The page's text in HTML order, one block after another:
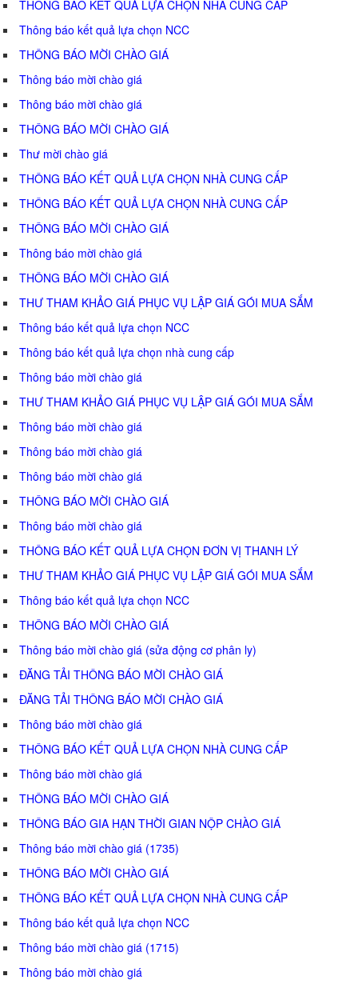
THÔNG BÁO KẾT QUẢ LỰA CHỌN NHÀ CUNG CẤP
Thông báo kết quả lựa chọn NCC
THÔNG BÁO MỜI CHÀO GIÁ
Thông báo mời chào giá
Thông báo mời chào giá
THÔNG BÁO MỜI CHÀO GIÁ
Thư mời chào giá
THÔNG BÁO KẾT QUẢ LỰA CHỌN NHÀ CUNG CẤP
THÔNG BÁO KẾT QUẢ LỰA CHỌN NHÀ CUNG CẤP
THÔNG BÁO MỜI CHÀO GIÁ
Thông báo mời chào giá
THÔNG BÁO MỜI CHÀO GIÁ
THƯ THAM KHẢO GIÁ PHỤC VỤ LẬP GIÁ GÓI MUA SẮM
Thông báo kết quả lựa chọn NCC
Thông báo kết quả lựa chọn nhà cung cấp
Thông báo mời chào giá
THƯ THAM KHẢO GIÁ PHỤC VỤ LẬP GIÁ GÓI MUA SẮM
Thông báo mời chào giá
Thông báo mời chào giá
Thông báo mời chào giá
THÔNG BÁO MỜI CHÀO GIÁ
Thông báo mời chào giá
THÔNG BÁO KẾT QUẢ LỰA CHỌN ĐƠN VỊ THANH LÝ
THƯ THAM KHẢO GIÁ PHỤC VỤ LẬP GIÁ GÓI MUA SẮM
Thông báo kết quả lựa chọn NCC
THÔNG BÁO MỜI CHÀO GIÁ
Thông báo mời chào giá (sửa động cơ phân ly)
ĐĂNG TẢI THÔNG BÁO MỜI CHÀO GIÁ
ĐĂNG TẢI THÔNG BÁO MỜI CHÀO GIÁ
Thông báo mời chào giá
THÔNG BÁO KẾT QUẢ LỰA CHỌN NHÀ CUNG CẤP
Thông báo mời chào giá
THÔNG BÁO MỜI CHÀO GIÁ
THÔNG BÁO GIA HẠN THỜI GIAN NỘP CHÀO GIÁ
Thông báo mời chào giá (1735)
THÔNG BÁO MỜI CHÀO GIÁ
THÔNG BÁO KẾT QUẢ LỰA CHỌN NHÀ CUNG CẤP
Thông báo kết quả lựa chọn NCC
Thông báo mời chào giá (1715)
Thông báo mời chào giá